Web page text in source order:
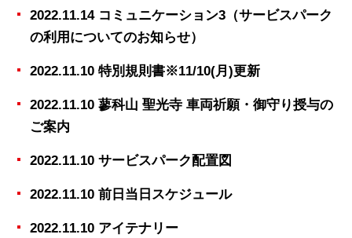
2022.11.14 コミュニケーション3（サービスパーク
の利用についてのお知らせ）
2022.11.10 特別規則書※11/10(月)更新
2022.11.10 蓼科山 聖光寺 車両祈願・御守り授与の
ご案内
2022.11.10 サービスパーク配置図
2022.11.10 前日当日スケジュール
2022.11.10 アイテナリー